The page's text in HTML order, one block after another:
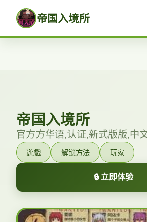
帝国入境所
帝国入境所
官方方华语,认证,新式版版,中
遊戲 解锁方法 玩家
🔒 立即体验